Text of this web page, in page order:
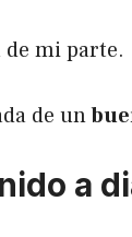
mi parte.
de un
a